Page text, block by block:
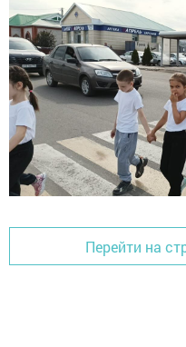
Перейти на